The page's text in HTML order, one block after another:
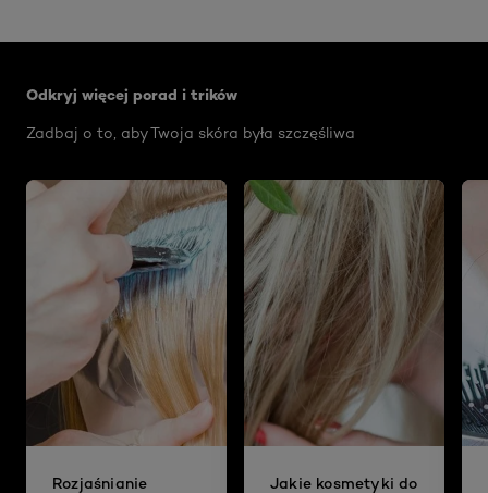
Odkryj więcej porad i trików
Zadbaj o to, aby Twoja skóra była szczęśliwa
Rozjaśnianie
Jakie kosmetyki do